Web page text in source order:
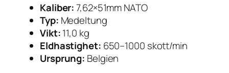
Kaliber:7,62×51mm NATO
Typ: Medeltung
Vikt:11,0 kg
Eldhastighet: 650–1000 skott/min
Ursprung: Belgien